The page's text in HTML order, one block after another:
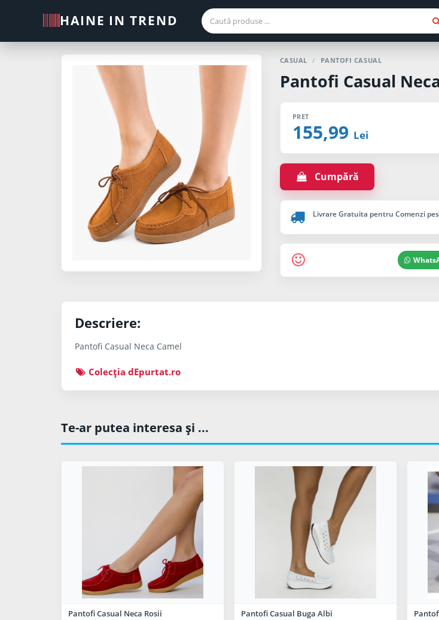
HAINE IN TREND
CASUAL / PANTOFI CASUAL
Pantofi Casual
PRET
155,99 Lei
Cumpără
Livrare Gratuita pentru Comenzi
Descriere:
Pantofi Casual Neca Camel
Colecţia dEpurtat.ro
Te-ar putea interesa şi ...
Pantofi Casual Neca Rosii Pantofi Casual Buga Albi